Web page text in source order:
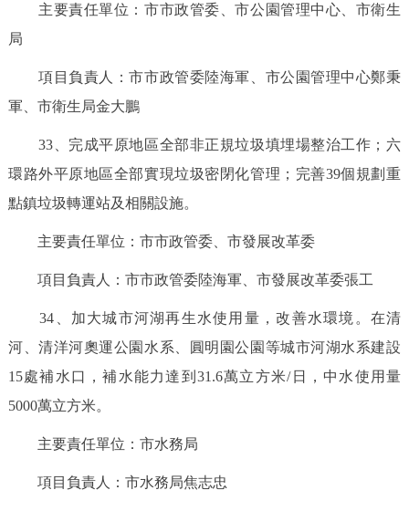
主要責任單位：市市政管委、市公園管理中心、市衛生
局
項目負責人：市市政管委陸海軍、市公園管理中心鄭秉
軍、市衛生局金大鵬
33、完成平原地區全部非正規垃圾填埋場整治工作；六
環路外平原地區全部實現垃圾密閉化管理；完善39個規劃重
點鎮垃圾轉運站及相關設施。
主要責任單位：市市政管委、市發展改革委
項目負責人：市市政管委陸海軍、市發展改革委張工
34、加大城市河湖再生水使用量，改善水環境。在清
河、清洋河奧運公園水系、圓明園公園等城市河湖水系建設
15處補水口，補水能力達到31.6萬立方米/日，中水使用量
5000萬立方米。
主要責任單位：市水務局
項目負責人：市水務局焦志忠